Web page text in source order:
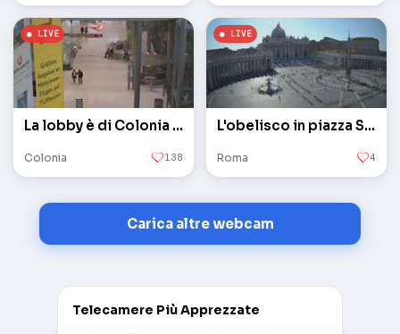
La lobby è di Colonia / Bonn
Colonia 138
L'obelisco in piazza San Pietro in Vaticano
Roma 4
Carica altre webcam
Telecamere Più Apprezzate